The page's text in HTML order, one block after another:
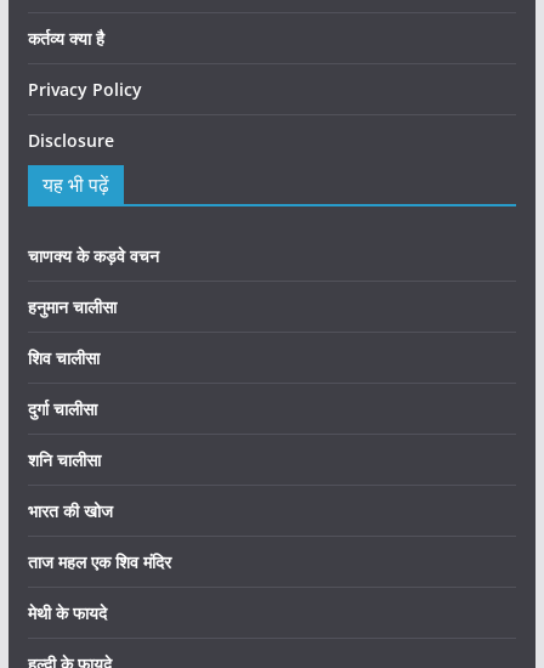
कर्तव्य क्या है
Privacy Policy
Disclosure
यह भी पढ़ें
चाणक्य के कड़वे वचन
हनुमान चालीसा
शिव चालीसा
दुर्गा चालीसा
शनि चालीसा
भारत की खोज
ताज महल एक शिव मंदिर
मेथी के फायदे